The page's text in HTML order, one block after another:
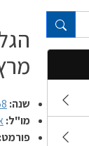
מרץ
שנה:
מו"ל:
פורמט: